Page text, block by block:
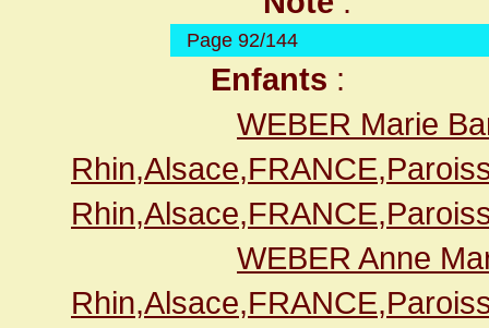
Page 92/144
Enfants :
WEBER Marie
WEBER Anne